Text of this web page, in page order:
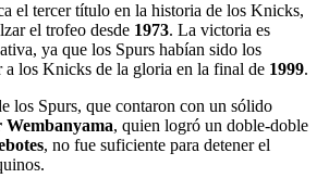
el tercer título en la historia de los Knicks,
el trofeo desde 1973. La victoria es
ya que los Spurs habían sido los
a los Knicks de la gloria en la final de 1999.
los Spurs, que contaron con un sólido
Wembanyama, quien logró un doble-doble
, no fue suficiente para detener el